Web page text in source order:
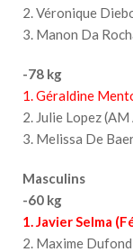
2. Véronique
3. Manon Da
-78 kg
1. Géraldine
2. Julie Lopez
3. Melissa De
Masculins
-60 kg
1. Javier Selma
2. Maxime